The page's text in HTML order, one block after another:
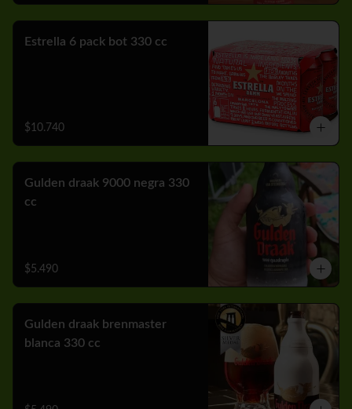
Estrella 6 pack bot 330 cc
$10.740
Gulden draak 9000 negra 330
cc
$5.490
Gulden draak brenmaster
blanca 330 cc